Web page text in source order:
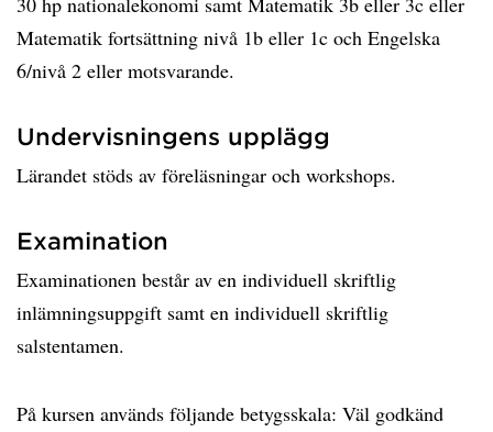
Matematik fortsättning nivå 1b eller 1c och Engelska
6/nivå 2 eller motsvarande.
Undervisningens upplägg
Lärandet stöds av föreläsningar och workshops.
Examination
Examinationen består av en individuell skriftlig
inlämningsuppgift samt en individuell skriftlig
salstentamen.
På kursen används följande betygsskala: Väl godkänd